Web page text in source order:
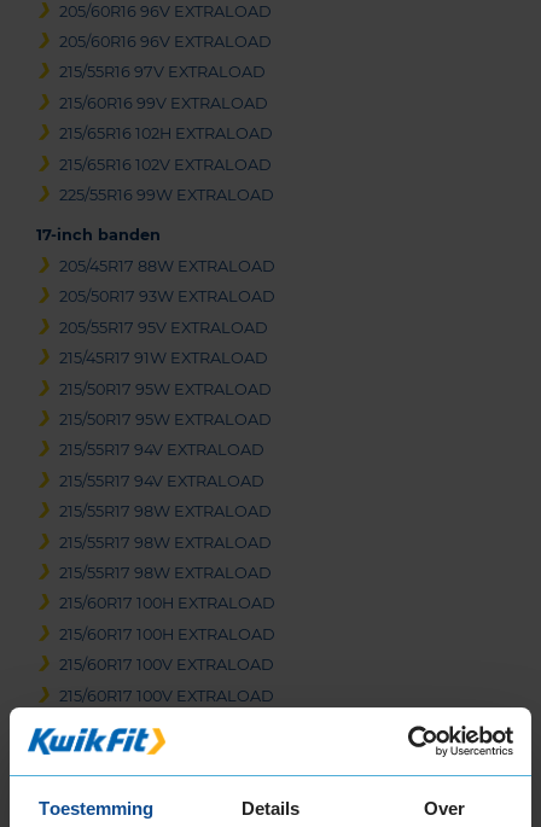
Toestemming Details Over
205/60R16 96V EXTRALOAD
205/60R16 96V EXTRALOAD
215/55R16 97V EXTRALOAD
215/60R16 99V EXTRALOAD
215/65R16 102H EXTRALOAD
215/65R16 102V EXTRALOAD
225/55R16 99W EXTRALOAD
17-inch banden
205/45R17 88W EXTRALOAD
205/50R17 93W EXTRALOAD
205/55R17 95V EXTRALOAD
215/45R17 91W EXTRALOAD
215/50R17 95W EXTRALOAD
215/50R17 95W EXTRALOAD
215/55R17 94V EXTRALOAD
215/55R17 94V EXTRALOAD
215/55R17 98W EXTRALOAD
215/55R17 98W EXTRALOAD
215/55R17 98W EXTRALOAD
215/60R17 100H EXTRALOAD
215/60R17 100H EXTRALOAD
215/60R17 100V EXTRALOAD
215/60R17 100V EXTRALOAD
215/65R17 103V EXTRALOAD
215/65R17 99V
225/45R17 94W EXTRALOAD